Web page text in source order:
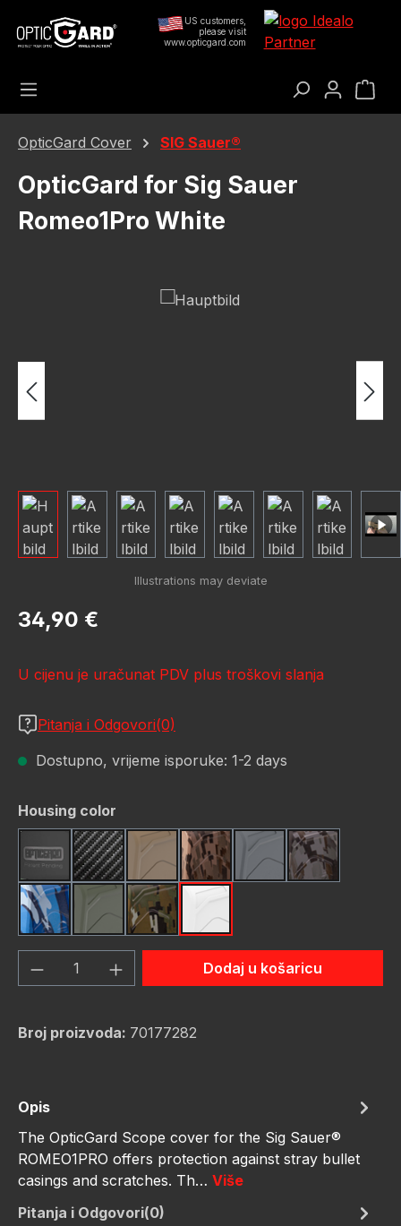
Preskoči na glavni sadržaj US customers,
please visit
www.opticgard.com
OpticGard Cover SIG Sauer®
OpticGard for Sig Sauer
Romeo1Pro White
Preskoči galeriju slika
Redovna cijena:
34,90 €
U cijenu je uračunat PDV plus troškovi slanja
Pitanja i Odgovori(0)
Dostupno, vrijeme isporuke: 1-2 days
Odaberi
Housing color
Black Carbon FiberFDE (Flat Dark Earth)
FDE CamoGunmetalGunmetal
Navy CamoOD GreenOD Green Camo
White
Količina proizvoda: Unesite željenu
Dodaj u košaricu
Broj proizvoda: 70177282
Opis
The OpticGard Scope cover for the Sig Sauer®
ROMEO1PRO offers protection against stray bullet
casings and scratches. Th… Više
Pitanja i Odgovori(0)